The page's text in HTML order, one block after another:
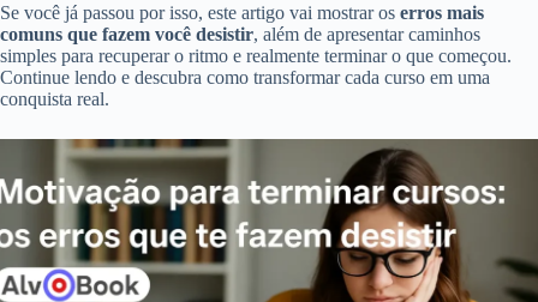
Se você já passou por isso, este artigo vai mostrar os erros mais
comuns que fazem você desistir, além de apresentar caminhos
simples para recuperar o ritmo e realmente terminar o que começou.
Continue lendo e descubra como transformar cada curso em uma
conquista real.